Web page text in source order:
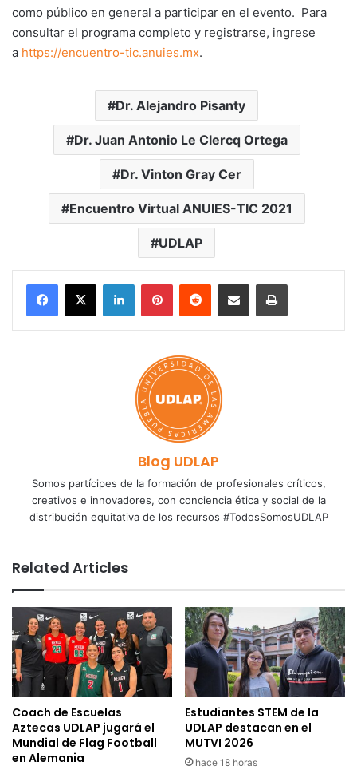
como público en general a participar en el evento. Para
consultar el programa completo y registrarse, ingrese
a https://encuentro-tic.anuies.mx.
Dr. Alejandro Pisanty
Dr. Juan Antonio Le Clercq Ortega
Dr. Vinton Gray Cer
Encuentro Virtual ANUIES-TIC 2021
UDLAP
LinkedInPinterestReddit Share via Email Print
Blog UDLAP
Somos partícipes de la formación de profesionales críticos,
creativos e innovadores, con conciencia ética y social de la
distribución equitativa de los recursos #TodosSomosUDLAP
Related Articles
Coach de Escuelas
Aztecas UDLAP jugará el
Mundial de Flag Football
en Alemania
Estudiantes STEM de la
UDLAP destacan en el
MUTVI 2026
hace 18 horas